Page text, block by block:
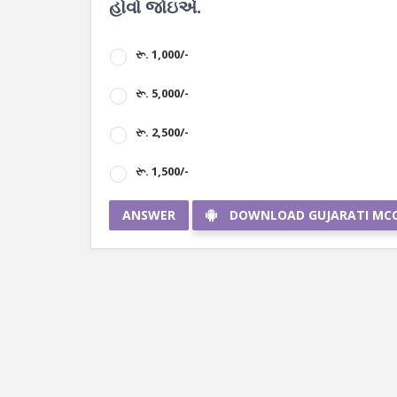
હોવો જોઇએ.
રૂ. 1,000/-
રૂ. 5,000/-
રૂ. 2,500/-
રૂ. 1,500/-
ANSWER DOWNLOAD GUJARATI